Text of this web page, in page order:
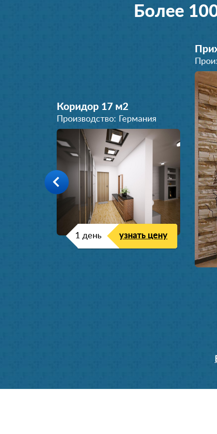
Более
Коридор 17 м2
Производство: Германия
1 день узнать цену